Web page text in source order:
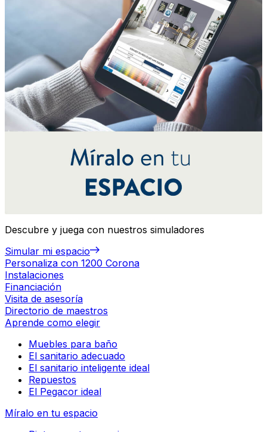
Descubre y juega con nuestros simuladores
Simular mi espacio
Personaliza con 1200 Corona
Instalaciones
Financiación
Visita de asesoría
Directorio de maestros
Aprende como elegir
Muebles para baño
El sanitario adecuado
El sanitario inteligente ideal
Repuestos
El Pegacor ideal
Míralo en tu espacio